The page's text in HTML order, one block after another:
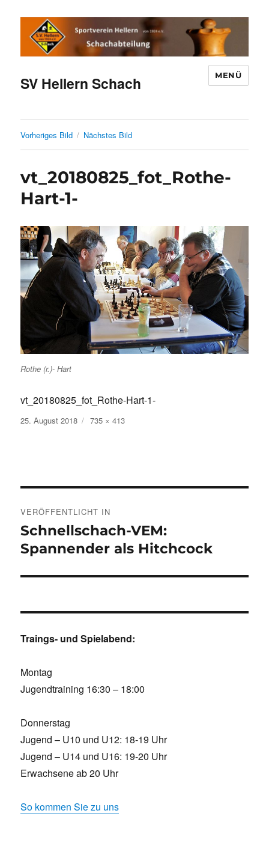
SV Hellern Schach MENÜ
Vorheriges Bild Nächstes Bild
vt_20180825_fot_Rothe-
Hart-1-
Rothe (r.)- Hart
vt_20180825_fot_Rothe-Hart-1-
Veröffentlicht
am
25. August 2018 Volle
Größe
735 × 413
VERÖFFENTLICHT IN
Schnellschach-VEM:
Spannender als Hitchcock
Traings- und Spielabend:
Montag
Jugendtraining 16:30 – 18:00
Donnerstag
Jugend – U10 und U12: 18-19 Uhr
Jugend – U14 und U16: 19-20 Uhr
Erwachsene ab 20 Uhr
So kommen Sie zu uns